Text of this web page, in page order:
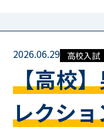
2026.06.29 高校入試
【高校
レクシ